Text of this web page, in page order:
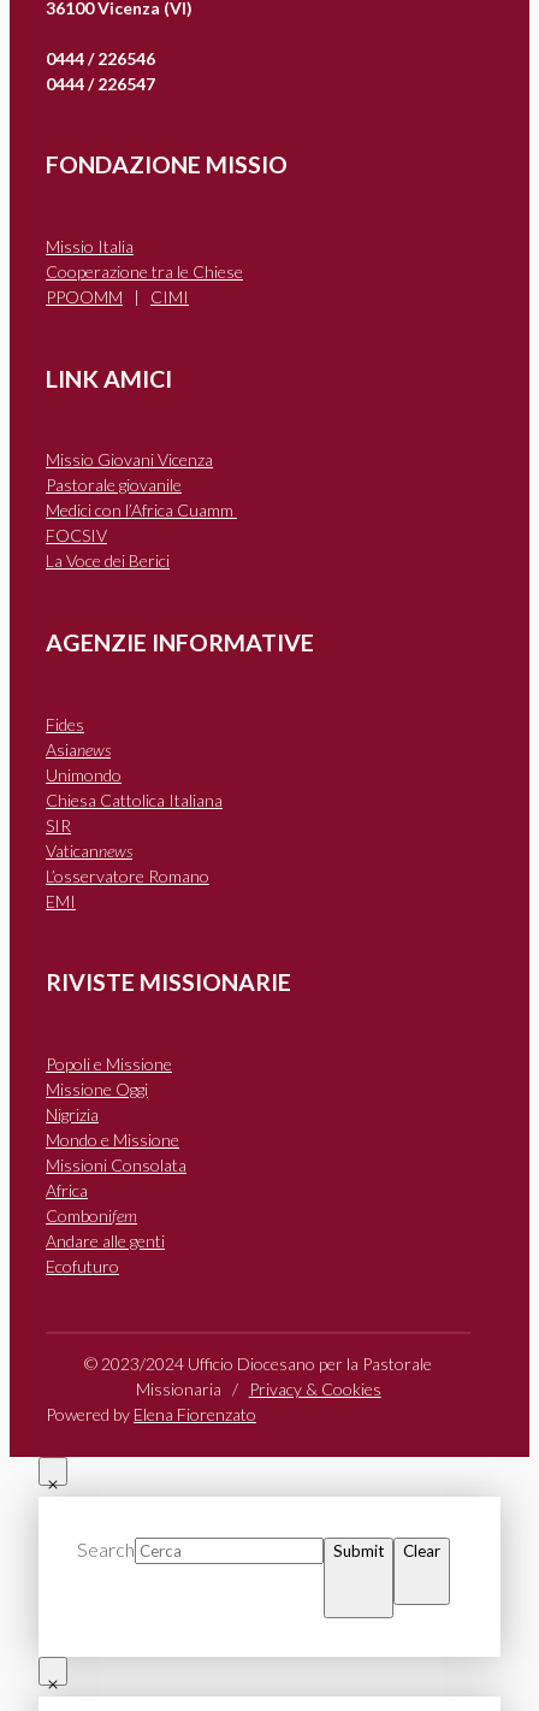
36100 Vicenza (VI)
0444 / 226546
0444 / 226547
FONDAZIONE MISSIO
Missio Italia
Cooperazione tra le Chiese
PPOOMM | CIMI
LINK AMICI
Missio Giovani Vicenza
Pastorale giovanile
Medici con l’Africa Cuamm
FOCSIV
La Voce dei Berici
AGENZIE INFORMATIVE
Fides
Asianews
Unimondo
Chiesa Cattolica Italiana
SIR
Vaticannews
L’osservatore Romano
EMI
RIVISTE MISSIONARIE
Popoli e Missione
Missione Oggi
Nigrizia
Mondo e Missione
Missioni Consolata
Africa
Combonifem
Andare alle genti
Ecofuturo
© 2023/2024 Ufficio Diocesano per la Pastorale
Missionaria /
Privacy & Cookies
Powered by Elena Fiorenzato
Search Submit Clear